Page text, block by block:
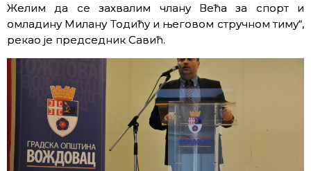
Желим да се захвалим члану Већа за спорт и
омладину Милану Тодићу и његовом стручном тиму“,
рекао је председник Савић.